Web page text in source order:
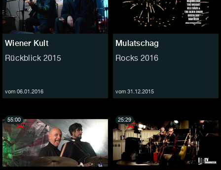
Wiener Kult
Rückblick 2015
vom 06.01.2016
Mulatschag
Rocks 2016
vom 31.12.2015
55:00 25:29